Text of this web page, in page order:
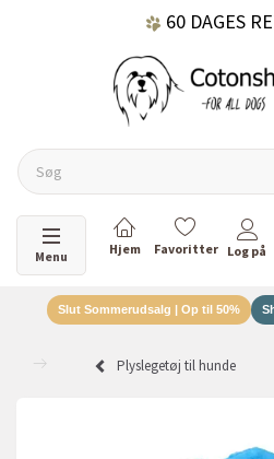
60 DAGES
Skifte navigation
Menu
Slut Sommerudsalg | Op til 50%
Plyslegetøj til hunde